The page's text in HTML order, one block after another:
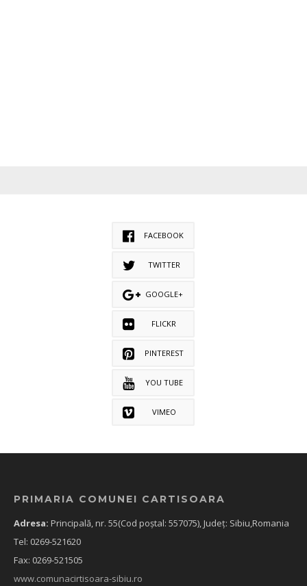
FACEBOOK
TWITTER
GOOGLE+
FLICKR
PINTEREST
YOU TUBE
VIMEO
PRIMARIA COMUNEI CARTISOARA
Adresa: Principală, nr. 55(Cod poștal: 557075), Județ: Sibiu,Romania
Tel: 0269-521620
Fax: 0269-521505
www.comunacirtisoara-sibiu.ro